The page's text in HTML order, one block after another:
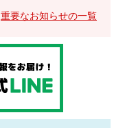
重要なお知らせの一覧